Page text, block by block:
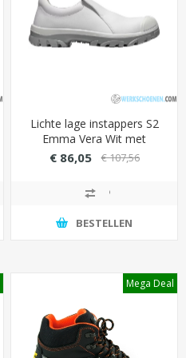
Lichte lage instappers S2
Emma Vera Wit met
stevige overneus
€ 86,05 € 107,56
BESTELLEN
Mega Deal